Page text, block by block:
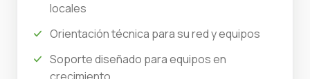
locales
Orientación técnica para su red y equipos
Soporte diseñado para equipos en